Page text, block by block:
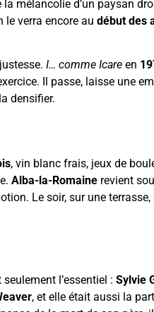
mélancolie d’un paysan
le verra encore au début des
I… comme Icare en
Il passe, laisse une
densifier.
, vin blanc frais, jeux de
Alba-la-Romaine revient
Le soir, sur une
l’essentiel : Sylvie
, et elle était aussi la